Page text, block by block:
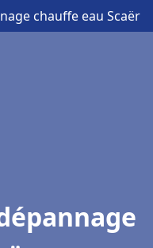
chauffe eau Scaër